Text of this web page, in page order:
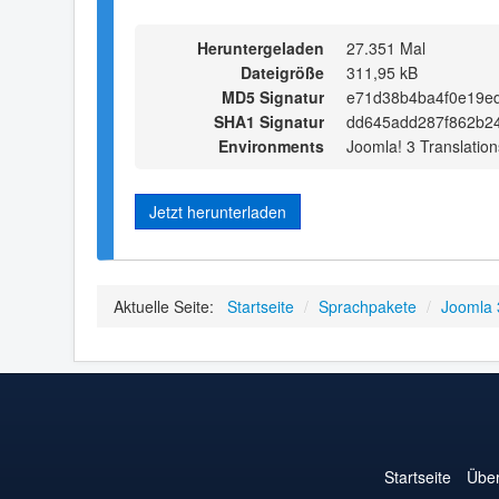
Heruntergeladen
27.351 Mal
Dateigröße
311,95 kB
MD5 Signatur
SHA1 Signatur
Environments
Joomla! 3
Jetzt herunterladen
Aktuelle Seite: Startseite / Sprachpakete / Joomla
Startseite